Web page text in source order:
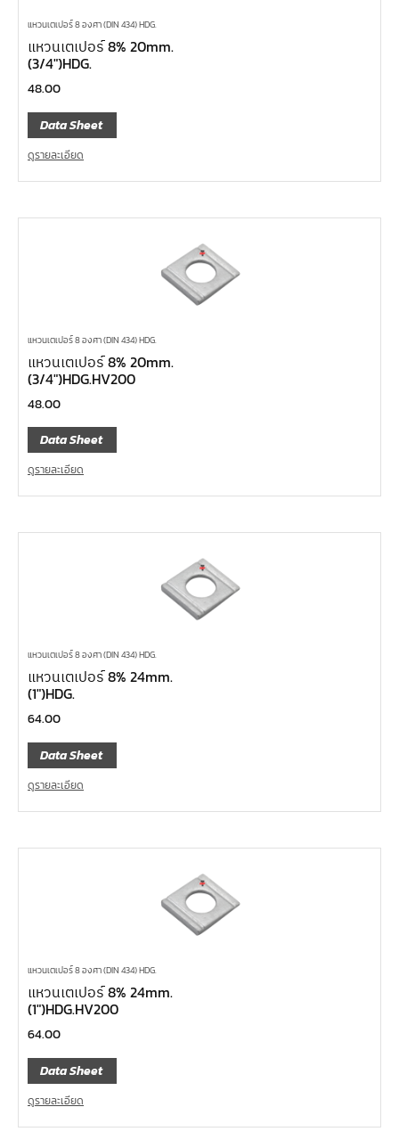
แหวนเตเปอร์ 8 องศา (DIN 434) HDG.
แหวนเตเปอร์ 8% 20mm.
(3/4″)HDG.
48.00
Data Sheet
ดูรายละเอียด
แหวนเตเปอร์ 8 องศา (DIN 434) HDG.
แหวนเตเปอร์ 8% 20mm.
(3/4″)HDG.HV200
48.00
Data Sheet
ดูรายละเอียด
แหวนเตเปอร์ 8 องศา (DIN 434) HDG.
แหวนเตเปอร์ 8% 24mm.
(1″)HDG.
64.00
Data Sheet
ดูรายละเอียด
แหวนเตเปอร์ 8 องศา (DIN 434) HDG.
แหวนเตเปอร์ 8% 24mm.
(1″)HDG.HV200
64.00
Data Sheet
ดูรายละเอียด